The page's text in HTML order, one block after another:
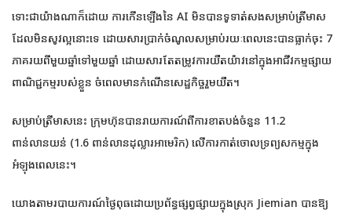
ទោះជាយ៉ាងណាក៏ដោយ ការកើនឡើងនៃ AI មិនបានទូទាត់សងសម្រាប់ត្រីមាស
ដែលមិនសូវល្អនោះទេ ដោយសារប្រាក់ចំណូលសម្រាប់រយៈពេលនេះបានធ្លាក់ចុះ 7
ភាគរយពីមួយឆ្នាំទៅមួយឆ្នាំ ដោយសារតែតម្រូវការយឺតយ៉ាវនៅក្នុងអាជីវកម្មផ្សាយ
ពាណិជ្ជកម្មរបស់ខ្លួន ចំពេលមានកំណើនសេដ្ឋកិច្ចរួមយឺត។
សម្រាប់ត្រីមាសនេះ ក្រុមហ៊ុនបានរាយការណ៍ពីការខាតបង់ចំនួន 11.2
ពាន់លានយន់ (1.6 ពាន់លានដុល្លារអាមេរិក) លើការកាត់ចោលទ្រព្យសកម្មក្នុង
អំឡុងពេលនេះ។
យោងតាមរបាយការណ៍ថ្ងៃពុធដោយប្រព័ន្ធផ្សព្វផ្សាយក្នុងស្រុក Jiemian បានឱ្យ